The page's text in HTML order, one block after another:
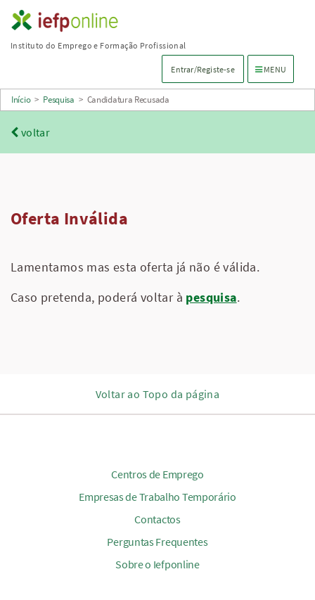
Saltar
para
principal
Instituto do Emprego e Formação Profissional
Entrar/Registe-se Menu de
MENU
Início > Pesquisa > Candidatura Recusada
voltar
Oferta Inválida
Lamentamos mas esta oferta já não é válida.
Caso pretenda, poderá voltar à pesquisa.
Voltar ao Topo da página
Centros de Emprego
Empresas de Trabalho Temporário
Contactos
Perguntas Frequentes
Sobre o Iefponline